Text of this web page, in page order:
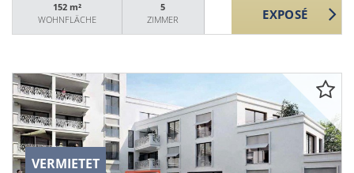
152 m²
WOHNFLÄCHE
5
ZIMMER
VERMIETET